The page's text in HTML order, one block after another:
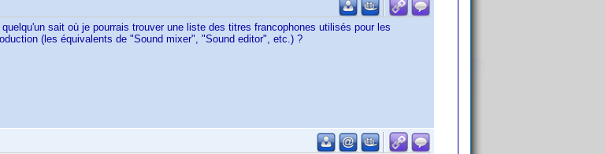
sait où je pourrais trouver une liste des titres francophones utilisés pour les
(les équivalents de "Sound mixer", "Sound editor", etc.) ?